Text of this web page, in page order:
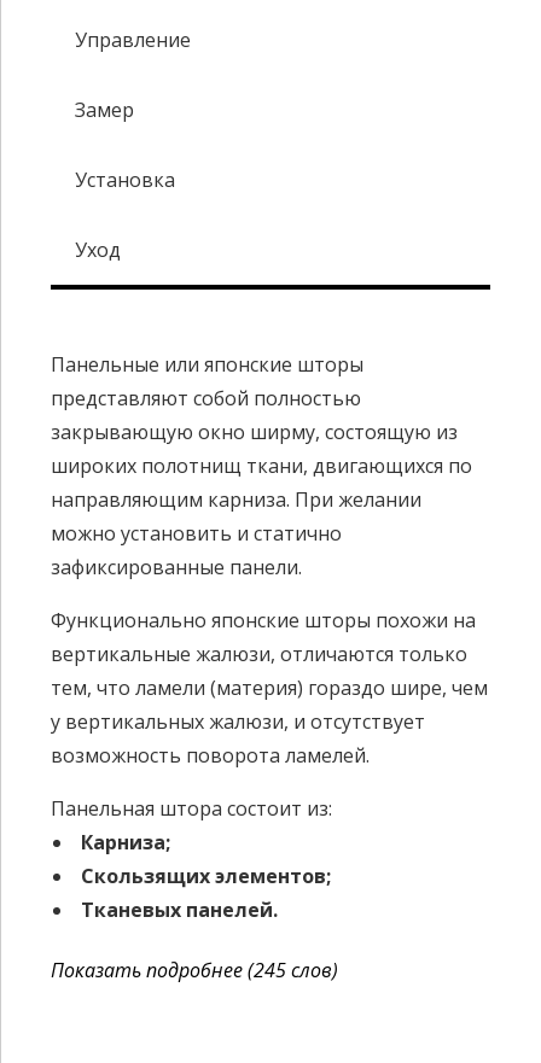
Управление
Замер
Установка
Уход
Панельные или японские шторы
представляют собой полностью
закрывающую окно ширму, состоящую из
широких полотнищ ткани, двигающихся по
направляющим карниза. При желании
можно установить и статично
зафиксированные панели.
Функционально японские шторы похожи на
вертикальные жалюзи, отличаются только
тем, что ламели (материя) гораздо шире, чем
у вертикальных жалюзи, и отсутствует
возможность поворота ламелей.
Панельная штора состоит из:
Карниза;
Скользящих элементов;
Тканевых панелей.
Показать подробнее (245 слов)